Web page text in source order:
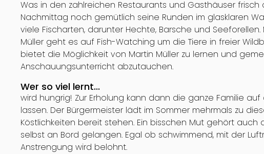
Was in den zahlreichen Restaurants und Gasthäuser
Nachmittag noch gemütlich seine Runden im glasklaren
viele Fischarten, darunter Hechte, Barsche und
Müller geht es auf Fish-Watching um die Tiere in freier
bietet die Möglichkeit von Martin Müller zu lernen und
Anschauungsunterricht abzutauchen.
Wer so viel lernt...
wird hungrig! Zur Erholung kann dann die ganze Familie
lassen. Der Bürgermeister lädt im Sommer mehrmals zu
Köstlichkeiten bereit stehen. Ein bisschen Mut gehört auch
selbst an Bord gelangen. Egal ob schwimmend, mit der
Anstrengung wird belohnt.